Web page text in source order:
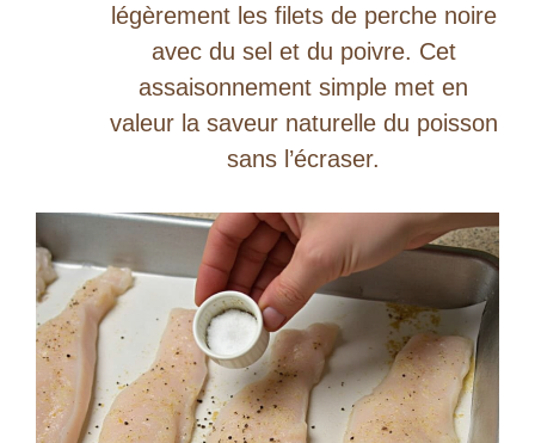
légèrement les filets de perche noire
avec du sel et du poivre. Cet
assaisonnement simple met en
valeur la saveur naturelle du poisson
sans l’écraser.